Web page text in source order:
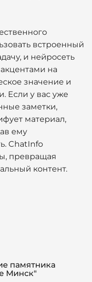
встроенный
и нейросеть
на
значение и
Если у вас уже
заметки,
материал,
ему
ChatInfo
превращая
контент.
памятника
Минск"